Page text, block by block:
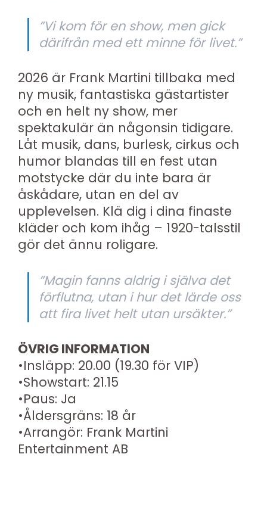
”Vi kom för en show, men gick
därifrån med ett minne för livet.”
2026 är Frank Martini tillbaka med
ny musik, fantastiska gästartister
och en helt ny show, mer
spektakulär än någonsin tidigare.
Låt musik, dans, burlesk, cirkus och
humor blandas till en fest utan
motstycke där du inte bara är
åskådare, utan en del av
upplevelsen. Klä dig i dina finaste
kläder och kom ihåg – 1920-talsstil
gör det ännu roligare.
”Magin fanns aldrig i själva det
förflutna, utan i hur det lärde oss
att fira livet helt utan ursäkter.”
ÖVRIG INFORMATION
•Insläpp: 20.00 (19.30 för VIP)
•Showstart: 21.15
•Paus: Ja
•Åldersgräns: 18 år
•Arrangör: Frank Martini
Entertainment AB